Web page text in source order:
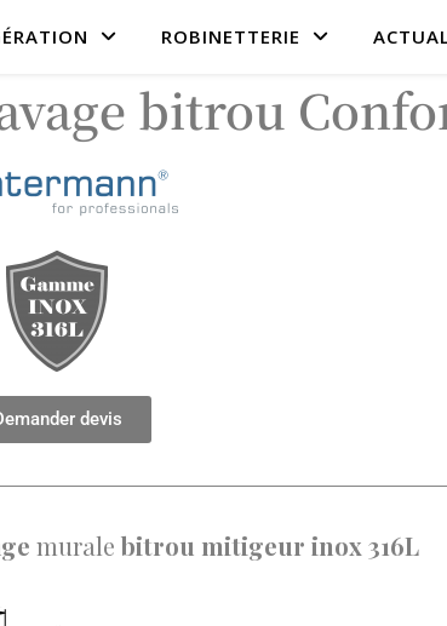
ROBINETTERIE
bitrou
devis
murale bitrou mitigeur inox 316L